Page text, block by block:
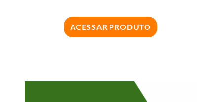
ACESSAR PRODUTO